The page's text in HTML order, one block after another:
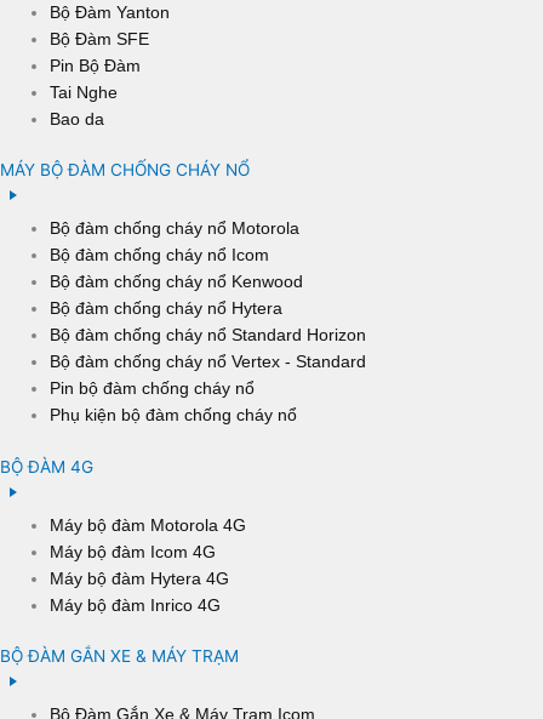
Bộ Đàm Yanton
Bộ Đàm SFE
Pin Bộ Đàm
Tai Nghe
Bao da
MÁY BỘ ĐÀM CHỐNG CHÁY NỔ
Bộ đàm chống cháy nổ Motorola
Bộ đàm chống cháy nổ Icom
Bộ đàm chống cháy nổ Kenwood
Bộ đàm chống cháy nổ Hytera
Bộ đàm chống cháy nổ Standard Horizon
Bộ đàm chống cháy nổ Vertex - Standard
Pin bộ đàm chống cháy nổ
Phụ kiện bộ đàm chống cháy nổ
BỘ ĐÀM 4G
Máy bộ đàm Motorola 4G
Máy bộ đàm Icom 4G
Máy bộ đàm Hytera 4G
Máy bộ đàm Inrico 4G
BỘ ĐÀM GẮN XE & MÁY TRẠM
Bộ Đàm Gắn Xe & Máy Trạm Icom